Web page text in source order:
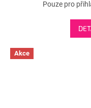
Pouze pro
Akce